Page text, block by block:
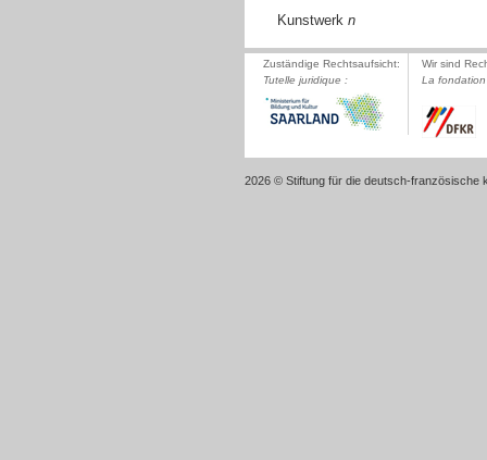
Kunstwerk n
Zuständige Rechtsaufsicht:
Tutelle juridique :
Wir sind
La
2026 © Stiftung für die deutsch-französische